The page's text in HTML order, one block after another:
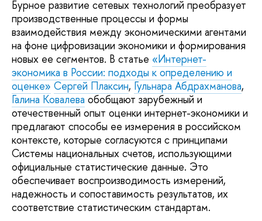
Бурное развитие сетевых технологий преобразует
производственные процессы и формы
взаимодействия между экономическими агентами
на фоне цифровизации экономики и формирования
новых ее сегментов. В статье «Интернет-
экономика в России: подходы к определению и
оценке» Сергей Плаксин, Гульнара Абдрахманова,
Галина Ковалева обобщают зарубежный и
отечественный опыт оценки интернет-экономики и
предлагают способы ее измерения в российском
контексте, которые согласуются с принципами
Системы национальных счетов, использующими
официальные статистические данные. Это
обеспечивает воспроизводимость измерений,
надежность и сопоставимость результатов, их
соответствие статистическим стандартам.